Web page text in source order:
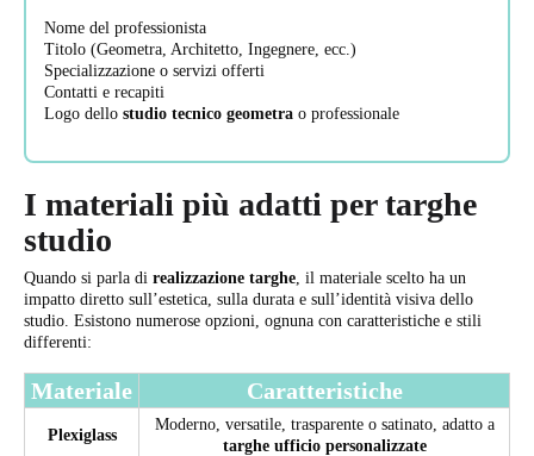
Nome del professionista
Titolo (Geometra, Architetto, Ingegnere, ecc.)
Specializzazione o servizi offerti
Contatti e recapiti
Logo dello studio tecnico geometrao professionale
I materiali più adatti per targhe
studio
Quando si parla di realizzazione targhe, il materiale scelto ha un
impatto diretto sull’estetica, sulla durata e sull’identità visiva dello
studio. Esistono numerose opzioni, ognuna con caratteristiche e stili
differenti:
Materiale Caratteristiche
Plexiglass
Moderno, versatile, trasparente o satinato, adatto a
targhe ufficio personalizzate